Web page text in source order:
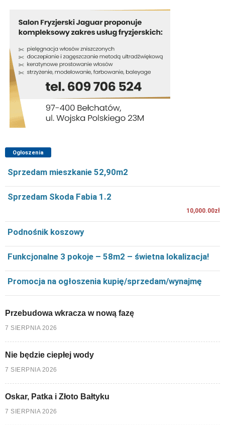
Ogłoszenia
Sprzedam mieszkanie 52,90m2
Sprzedam Skoda Fabia 1.2
10,000.00zł
Podnośnik koszowy
Funkcjonalne 3 pokoje – 58m2 – świetna lokalizacja!
Promocja na ogłoszenia kupię/sprzedam/wynajmę
Przebudowa wkracza w nową fazę
7 SIERPNIA 2026
Nie będzie ciepłej wody
7 SIERPNIA 2026
Oskar, Patka i Złoto Bałtyku
7 SIERPNIA 2026